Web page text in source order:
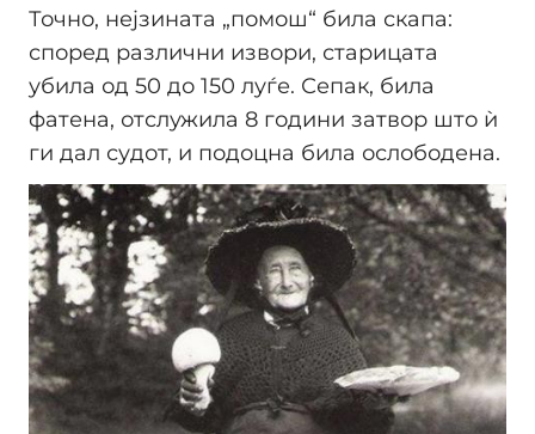
Точно, нејзината „помош“ била скапа:
според различни извори, старицата
убила од 50 до 150 луѓе. Сепак, била
фатена, отслужила 8 години затвор што ѝ
ги дал судот, и подоцна била ослободена.